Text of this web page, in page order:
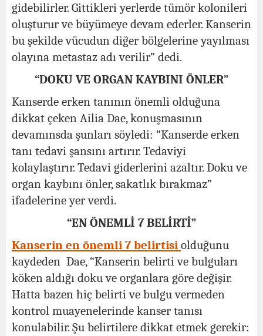
gidebilirler. Gittikleri yerlerde tümör kolonileri
oluşturur ve büyümeye devam ederler. Kanserin
bu şekilde vücudun diğer bölgelerine yayılması
olayına metastaz adı verilir” dedi.
“DOKU VE ORGAN KAYBINI ÖNLER”
Kanserde erken tanının önemli olduğuna
dikkat çeken Ailia Dae, konuşmasının
devamınsda şunları söyledi: “Kanserde erken
tanı tedavi şansını artırır. Tedaviyi
kolaylaştırır. Tedavi giderlerini azaltır. Doku ve
organ kaybını önler, sakatlık bırakmaz”
ifadelerine yer verdi.
“EN ÖNEMLİ 7 BELİRTİ”
Kanserin en önemli 7 belirtisiolduğunu
kaydeden Dae, “Kanserin belirti ve bulguları
köken aldığı doku ve organlara göre değişir.
Hatta bazen hiç belirti ve bulgu vermeden
kontrol muayenelerinde kanser tanısı
konulabilir. Şu belirtilere dikkat etmek gerekir: